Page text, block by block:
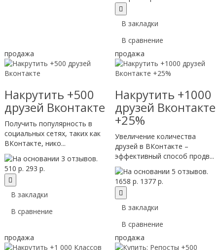
В закладки
В сравнение
продажа
Накрутить +500
друзей Вконтакте
Получить популярность в
социальных сетях, таких как
ВКонтакте, нико...
510 р. 293 р.
В закладки
В сравнение
продажа
Накрутить +1000
друзей Вконтакте
+25%
Увеличение количества
друзей в ВКонтакте –
эффективный способ продв...
1658 р. 1377 р.
В закладки
В сравнение
продажа
продажа